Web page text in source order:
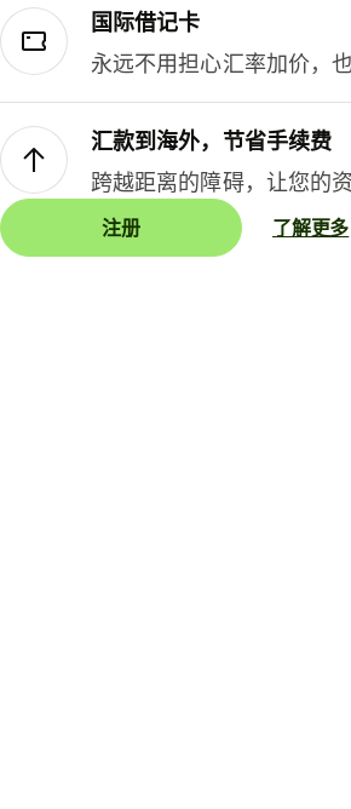
国际借记卡
永远不用担心汇率加价，
汇款到海外，节省手续费
跨越距离的障碍，让您的
注册 了解更多